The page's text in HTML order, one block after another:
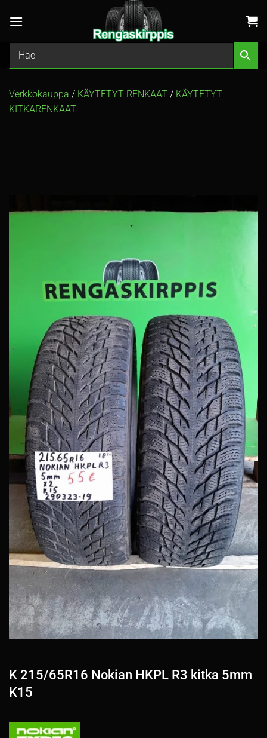
Verkkokauppa / KÄYTETYT RENKAAT / KÄYTETYT
KITKARENKAAT
K 215/65R16 Nokian HKPL R3 kitka 5mm
K15